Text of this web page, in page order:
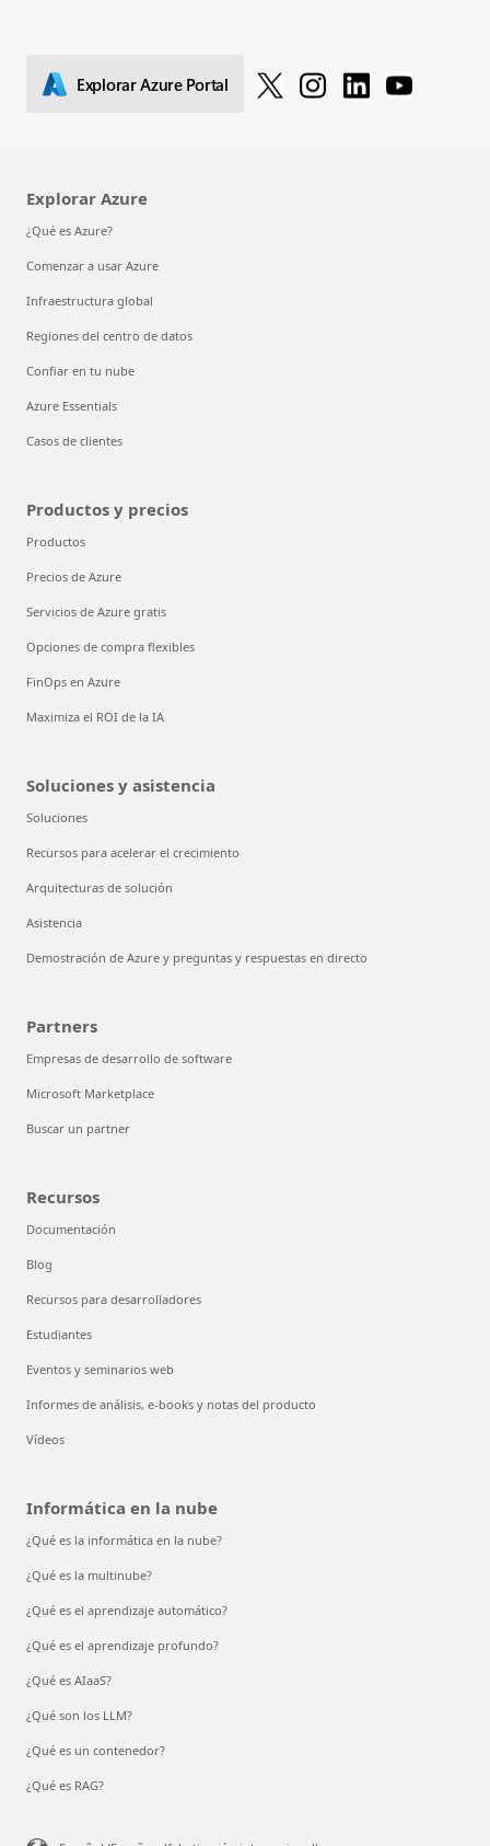
Explorar Azure Portal
Explorar Azure
¿Qué es Azure?
Comenzar a usar Azure
Infraestructura global
Regiones del centro de datos
Confiar en tu nube
Azure Essentials
Casos de clientes
Productos y precios
Productos
Precios de Azure
Servicios de Azure gratis
Opciones de compra flexibles
FinOps en Azure
Maximiza el ROI de la IA
Soluciones y asistencia
Soluciones
Recursos para acelerar el crecimiento
Arquitecturas de solución
Asistencia
Demostración de Azure y preguntas y respuestas en directo
Partners
Empresas de desarrollo de software
Microsoft Marketplace
Buscar un partner
Recursos
Documentación
Blog
Recursos para desarrolladores
Estudiantes
Eventos y seminarios web
Informes de análisis, e-books y notas del producto
Vídeos
Informática en la nube
¿Qué es la informática en la nube?
¿Qué es la multinube?
¿Qué es el aprendizaje automático?
¿Qué es el aprendizaje profundo?
¿Qué es AIaaS?
¿Qué son los LLM?
¿Qué es un contenedor?
¿Qué es RAG?